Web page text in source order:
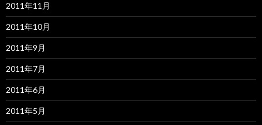
2011年11月
2011年10月
2011年9月
2011年7月
2011年6月
2011年5月